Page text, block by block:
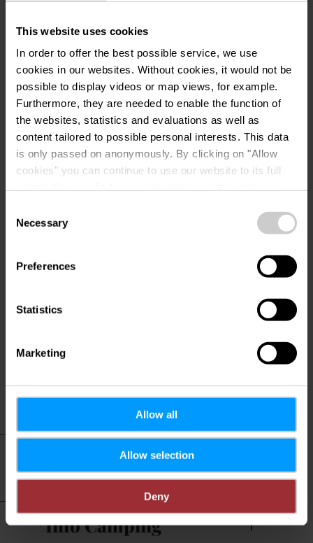
This website uses cookies
In order to offer the best possible service, we use
cookies in our websites. Without cookies, it would not be
possible to display videos or map views, for example.
Furthermore, they are needed to enable the function of
the websites, statistics and evaluations as well as
content tailored to possible personal interests. This data
is only passed on anonymously. By clicking on "Allow
cookies" you can continue to use our website to its full
time.
Selection
Necessary
Preferences
Statistics
Marketing
Allow all
Allow selection
Deny
Zone d'élimination des déchets pour
les toilettes de camping
Evacuation des eaux grises pour les
camping-cars
Hébergements locatifs
Zone de repos
Emplacements pour camping-cars
Approvisionnement en eau pour les
Services
Informations
pratiques
Info Camping